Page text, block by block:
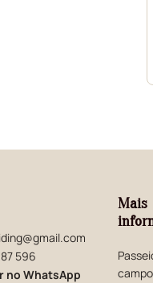
596
no WhatsApp
nova janela)
Mais
campo